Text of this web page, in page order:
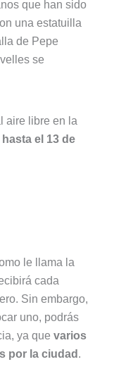
que han sido
una estatuilla
de Pepe
se
aire libre en la
hasta el 13 de
le llama la
cada
Sin embargo,
uno, podrás
ya que varios
por la ciudad .